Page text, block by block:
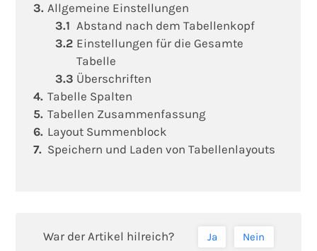
Allgemeine Einstellungen
Abstand nach dem Tabellenkopf
Einstellungen für die Gesamte
Tabelle
Überschriften
Tabelle Spalten
Tabellen Zusammenfassung
Layout Summenblock
Speichern und Laden von Tabellenlayouts
War der Artikel hilreich? Ja Nein